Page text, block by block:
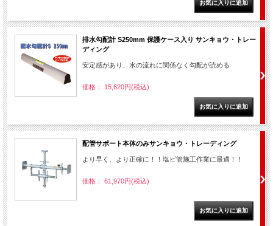
排水勾配計 S250mm 保護ケース入り サンキョウ・トレー
ディング
安定感があり、水の流れに関係なく勾配が読める
価格： 15,620円(税込)
配管サポート本体のみサンキョウ・トレーディング
より早く、より正確に！！塩ビ管施工作業に最適！！
価格： 61,970円(税込)